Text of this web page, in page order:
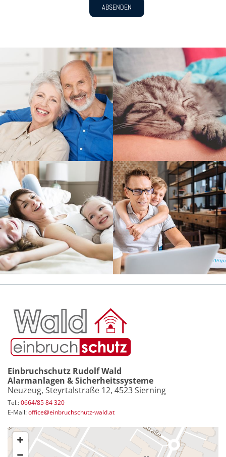
Einbruchschutz Rudolf Wald
Alarmanlagen & Sicherheitssysteme
Neuzeug, Steyrtalstraße 12, 4523 Sierning
Tel.:0664/85 84 320
E-Mail:office@einbruchschutz-wald.at